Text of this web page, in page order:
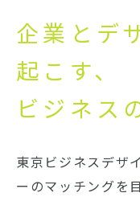
企業とデ
起こす、
ビジネス
東京ビジネスデザ
ーのマッチングを